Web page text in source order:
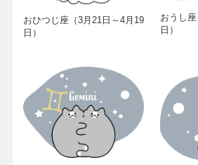
おひつじ座（3月21日～4月19
日）
おうし
日）